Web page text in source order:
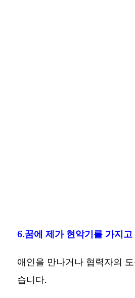
6.꿈에 제가 현악기를 가지
애인을 만나거나 협력자의
습니다.